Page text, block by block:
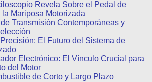
Revela Sobre el Pedal de
Mariposa Motorizada
Transmisión Contemporáneas y
El Futuro del Sistema de
Electrónico: El Vínculo Crucial para
del Motor
de Corto y Largo Plazo